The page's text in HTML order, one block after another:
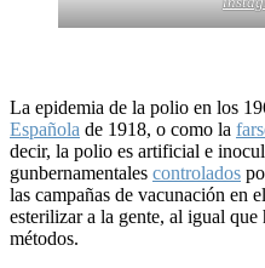
La epidemia de la polio en los
Española de 1918, o como la
decir, la polio es artificial e
gunbernamentales controlados
las campañas de vacunación en
esterilizar a la gente, al igual
métodos.